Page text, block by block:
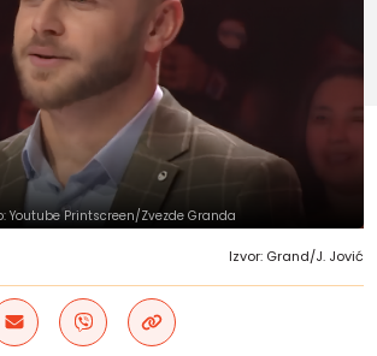
Youtube Printscreen/Zvezde Granda
Izvor: Grand/J. Jović